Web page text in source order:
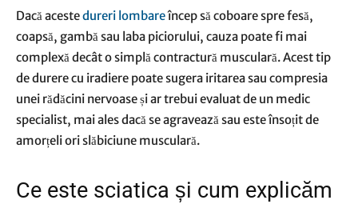
Dacă acestedureri lombareîncep să coboare spre fesă,
coapsă, gambă sau laba piciorului, cauza poate fi mai
complexă decât o simplă contractură musculară. Acest tip
de durere cu iradiere poate sugera iritarea sau compresia
unei rădăcini nervoase și ar trebui evaluat de un medic
specialist, mai ales dacă se agravează sau este însoțit de
amorțeli ori slăbiciune musculară.
Ce este sciatica și cum explicăm